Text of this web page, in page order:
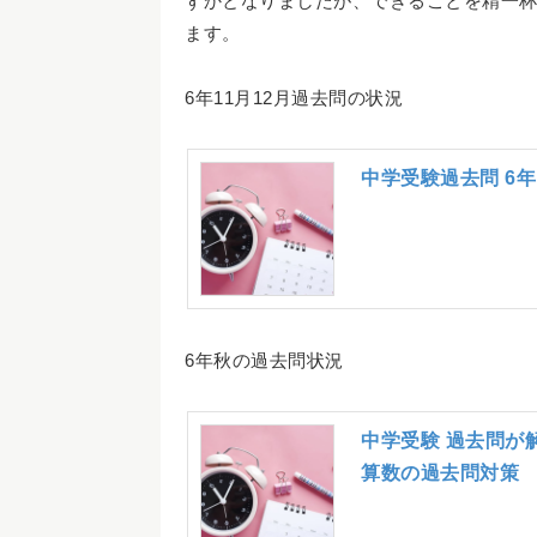
ます。
6年11月12月過去問の状況
中学受験過去問 6
6年秋の過去問状況
中学受験 過去問が
算数の過去問対策